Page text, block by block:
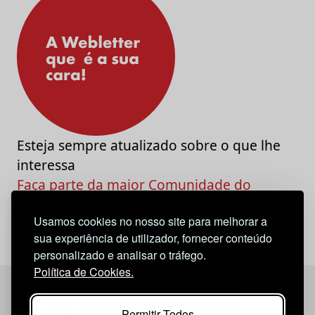
Usamos cookies no nosso site para melhorar a
sua experiência de utilizador, fornecer conteúdo
personalizado e analisar o tráfego.
Política de Cookies.
Esteja sempre atualizado sobre o que lhe
interessa
Faça parte da maior Comunidade do